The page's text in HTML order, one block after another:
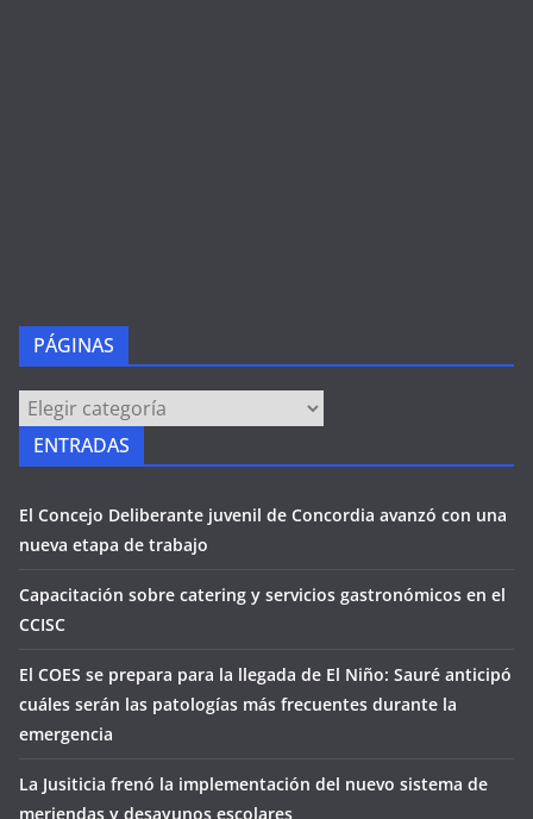
PÁGINAS
PÁGINAS
ENTRADAS
El Concejo Deliberante juvenil de Concordia avanzó con una
nueva etapa de trabajo
Capacitación sobre catering y servicios gastronómicos en el
CCISC
El COES se prepara para la llegada de El Niño: Sauré anticipó
cuáles serán las patologías más frecuentes durante la
emergencia
La Jusiticia frenó la implementación del nuevo sistema de
meriendas y desayunos escolares